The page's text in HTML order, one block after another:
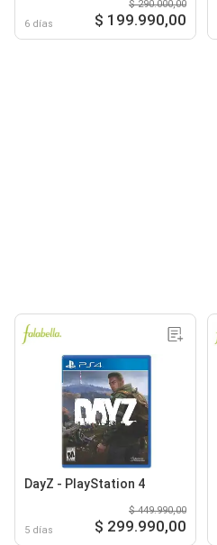
6 días
$ 290.000,00
$ 199.990,00
DayZ - PlayStation 4
5 días
$ 449.990,00
$ 299.990,00